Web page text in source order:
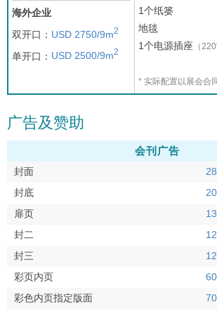
海外企业
双开口： USD 2750/9m2
单开口： USD 2500/9m2
1个纸篓
地毯
1个电源插座 （
* 实际配置以展会合
广告及赞助
会刊广告
封面
封底
扉页
封二
封三
彩页内页
彩色内页指定版面